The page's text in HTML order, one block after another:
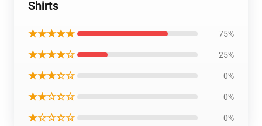
Shirts
★★★★★ 75%
★★★★☆ 25%
★★★☆☆ 0%
★★☆☆☆ 0%
★☆☆☆☆ 0%